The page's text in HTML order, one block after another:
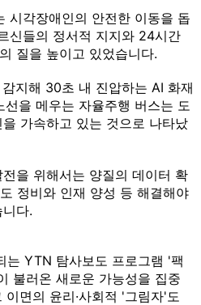
시각장애인의 안전한 이동을 돕
신들의 정서적 지지와 24시간
질을 높이고 있었습니다.
지해 30초 내 진압하는 AI 화재
선을 메우는 자율주행 버스는 도
가속하고 있는 것으로 나타났
을 위해서는 양질의 데이터 확
정비와 인재 양성 등 해결해야
다.
는 YTN 탐사보도 프로그램 '팩
불러온 새로운 가능성을 집중
면의 윤리·사회적 '그림자'도